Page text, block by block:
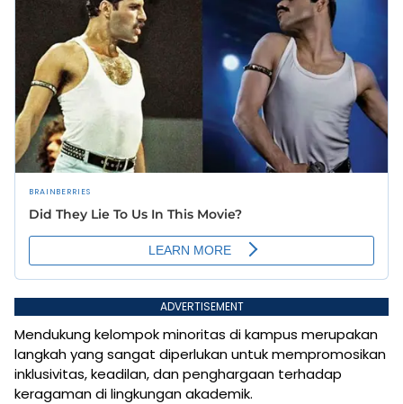
ADVERTISEMENT
Mendukung kelompok minoritas di kampus merupakan
langkah yang sangat diperlukan untuk mempromosikan
inklusivitas, keadilan, dan penghargaan terhadap
keragaman di lingkungan akademik.